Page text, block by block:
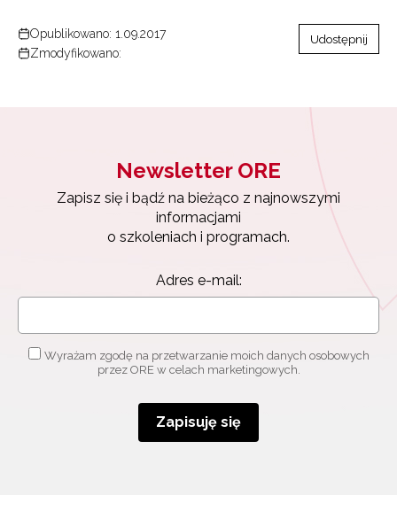
Opublikowano: 1.09.2017
Zmodyfikowano:
Udostępnij
Newsletter ORE
Zapisz się i bądź na bieżąco z najnowszymi
informacjami
o szkoleniach i programach.
Adres e-mail:
Wyrażam zgodę na przetwarzanie moich danych osobowych
przez ORE w celach marketingowych.
Zapisuję się